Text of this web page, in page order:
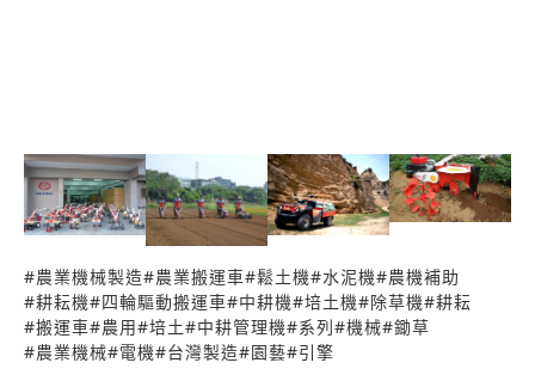
打響台灣品牌行銷,提升MIT農業機械國際能見度 !
#農業機械製造#農業搬運車#鬆土機#水泥機#農機補助
#耕耘機#四輪驅動搬運車#中耕機#培土機#除草機#耕耘
#搬運車#農用#培土#中耕管理機#系列#機械#鋤草
#農業機械#電機#台灣製造#園藝#引擎